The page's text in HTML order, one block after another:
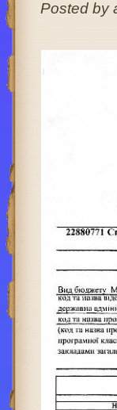
Posted by